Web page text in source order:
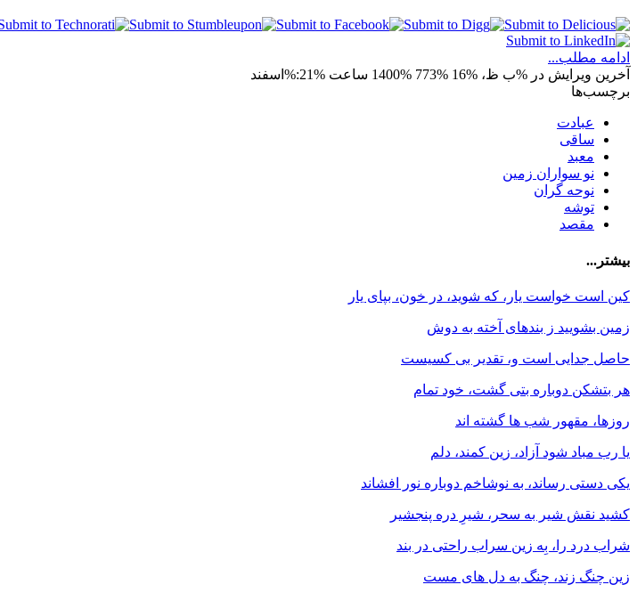
ادامه مطلب...
آخرین ویرایش در %ب ظ، %16 %773 %1400 ساعت %21:%اسفند
برچسب‌ها
عبادت
ساقی
معبد
نو سواران زمین
نوحه گران
توشه
مقصد
بیشتر...
کین است خواست یار، که شوید، در خون، بپای یار
زمین بشویید ز بندهای آخته به دوش
حاصل جدایی است و، تقدیر بی کسیست
هر بتشکن دوباره بتی گشت، خود تمام
روزها، مقهور شب ها گشته اند
یا رب مباد شود آزاد، زین کمند، دلم
یکی دستی رساند، به نوشاخم دوباره نور افشاند
کشید نقش شیر به سحر، شیرِ دره پنجشیر
شراب درد را، بِه زین سراب راحتی در بند
زین چنگ زند، چنگ به دل های مست